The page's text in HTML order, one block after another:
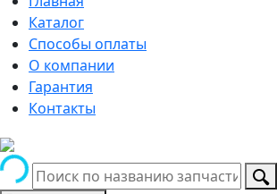
Каталог
Способы оплаты
О компании
Гарантия
Контакты